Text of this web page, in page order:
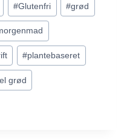
#Glutenfri #grød
#plantebaseret
grød